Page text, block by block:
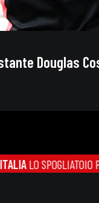
Douglas
SPOGLIATOIO PIÙ